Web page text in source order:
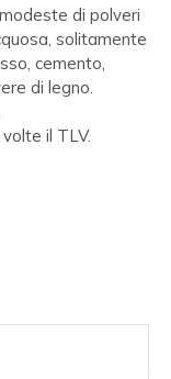
di polveri
solitamente
cemento,
di legno.
il TLV.